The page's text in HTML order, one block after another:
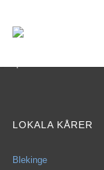
LOKALA KÅRER
Blekinge